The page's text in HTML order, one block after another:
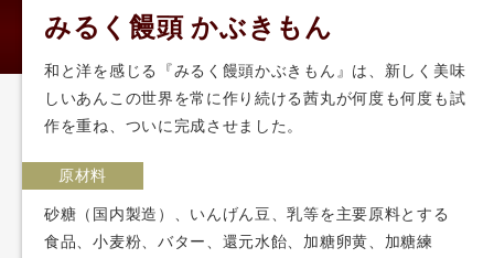
みるく饅頭 かぶきもん
和と洋を感じる『みるく饅頭かぶきもん』は、新しく美味
しいあんこの世界を常に作り続ける茜丸が何度も何度も試
作を重ね、ついに完成させました。
原材料
砂糖（国内製造）、いんげん豆、乳等を主要原料とする
食品、小麦粉、バター、還元水飴、加糖卵黄、加糖練